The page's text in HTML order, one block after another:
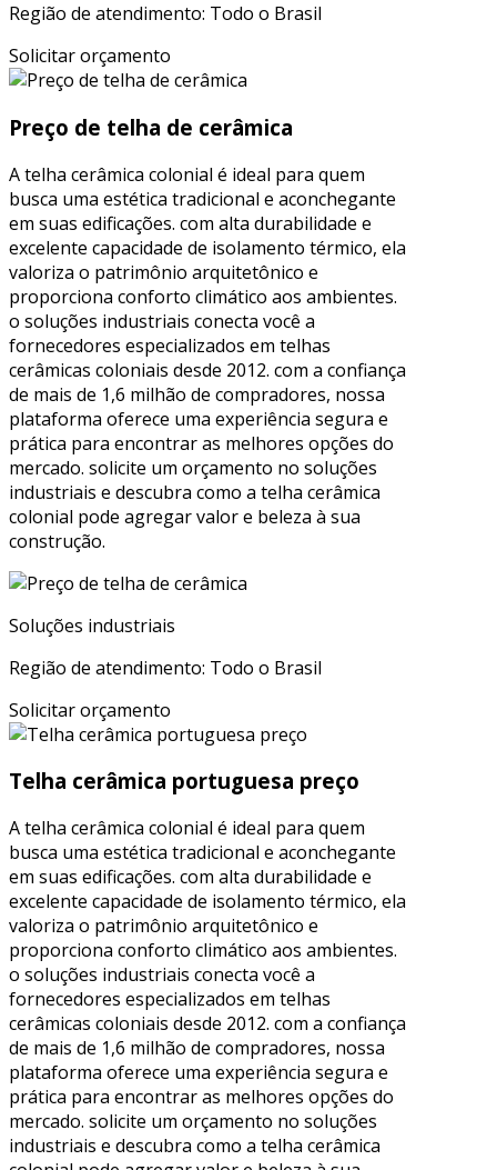
Região de atendimento: Todo o Brasil
Solicitar orçamento
Preço de telha de cerâmica
A telha cerâmica colonial é ideal para quem
busca uma estética tradicional e aconchegante
em suas edificações. com alta durabilidade e
excelente capacidade de isolamento térmico, ela
valoriza o patrimônio arquitetônico e
proporciona conforto climático aos ambientes.
o soluções industriais conecta você a
fornecedores especializados em telhas
cerâmicas coloniais desde 2012. com a confiança
de mais de 1,6 milhão de compradores, nossa
plataforma oferece uma experiência segura e
prática para encontrar as melhores opções do
mercado. solicite um orçamento no soluções
industriais e descubra como a telha cerâmica
colonial pode agregar valor e beleza à sua
construção.
Soluções industriais
Região de atendimento: Todo o Brasil
Solicitar orçamento
Telha cerâmica portuguesa preço
A telha cerâmica colonial é ideal para quem
busca uma estética tradicional e aconchegante
em suas edificações. com alta durabilidade e
excelente capacidade de isolamento térmico, ela
valoriza o patrimônio arquitetônico e
proporciona conforto climático aos ambientes.
o soluções industriais conecta você a
fornecedores especializados em telhas
cerâmicas coloniais desde 2012. com a confiança
de mais de 1,6 milhão de compradores, nossa
plataforma oferece uma experiência segura e
prática para encontrar as melhores opções do
mercado. solicite um orçamento no soluções
industriais e descubra como a telha cerâmica